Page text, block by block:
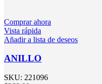
Comprar ahora
Vista rápida
Añadir a lista de deseos
ANILLO
SKU: 221096